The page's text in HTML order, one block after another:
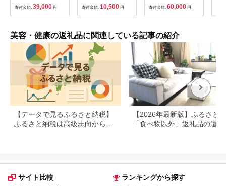
イプ | C’BON シーボ
ン 化粧品 CBON クレ
ンジング 洗顔 洗顔フ
セット品 コスメ ギフ
ト プレゼント 贈り物
寄付金額: 39,000 円
【モイスト】|10_ine-
160101ms
寄付金額: 10,500 円
ヘアケア 全6回
【1592032】
寄付金額: 60,000 円
美容・健康の返礼品に関連している記事の紹介
【データで見るふるさと納税】
ふるさと納税は高級志向から節
【2026年最新版】ふるさと
「食べ物以外」返礼品の還
サイト比較 ランキングから探す